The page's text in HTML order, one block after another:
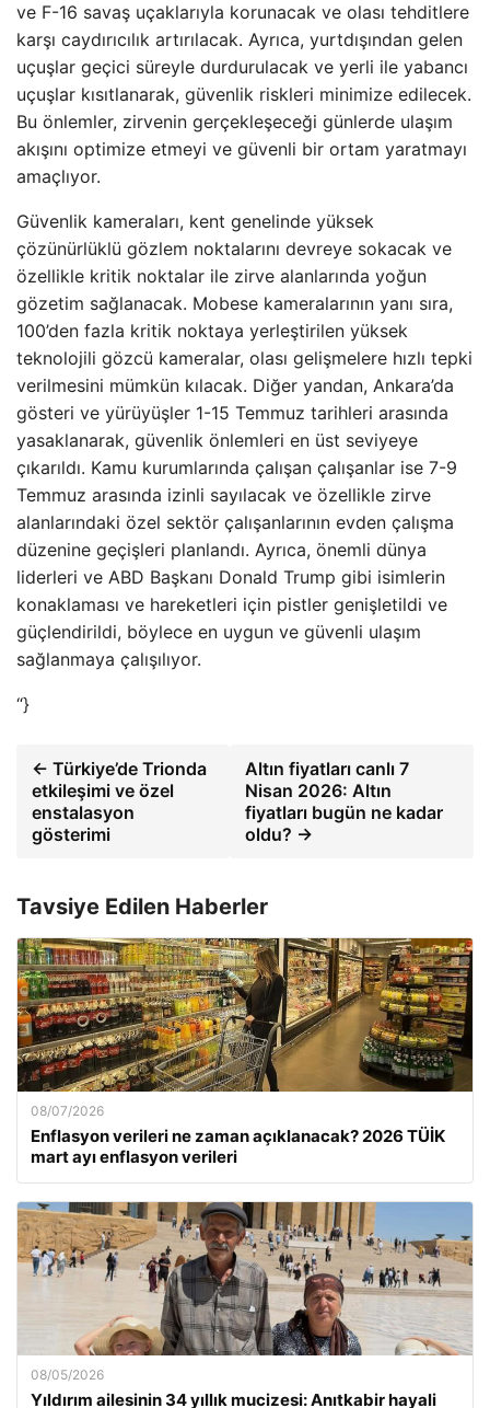
ve F-16 savaş uçaklarıyla korunacak ve olası tehditlere
karşı caydırıcılık artırılacak. Ayrıca, yurtdışından gelen
uçuşlar geçici süreyle durdurulacak ve yerli ile yabancı
uçuşlar kısıtlanarak, güvenlik riskleri minimize edilecek.
Bu önlemler, zirvenin gerçekleşeceği günlerde ulaşım
akışını optimize etmeyi ve güvenli bir ortam yaratmayı
amaçlıyor.
Güvenlik kameraları, kent genelinde yüksek
çözünürlüklü gözlem noktalarını devreye sokacak ve
özellikle kritik noktalar ile zirve alanlarında yoğun
gözetim sağlanacak. Mobese kameralarının yanı sıra,
100’den fazla kritik noktaya yerleştirilen yüksek
teknolojili gözcü kameralar, olası gelişmelere hızlı tepki
verilmesini mümkün kılacak. Diğer yandan, Ankara’da
gösteri ve yürüyüşler 1-15 Temmuz tarihleri arasında
yasaklanarak, güvenlik önlemleri en üst seviyeye
çıkarıldı. Kamu kurumlarında çalışan çalışanlar ise 7-9
Temmuz arasında izinli sayılacak ve özellikle zirve
alanlarındaki özel sektör çalışanlarının evden çalışma
düzenine geçişleri planlandı. Ayrıca, önemli dünya
liderleri ve ABD Başkanı Donald Trump gibi isimlerin
konaklaması ve hareketleri için pistler genişletildi ve
güçlendirildi, böylece en uygun ve güvenli ulaşım
sağlanmaya çalışılıyor.
“}
← Türkiye’de Trionda
etkileşimi ve özel
enstalasyon
gösterimi
Altın fiyatları canlı 7
Nisan 2026: Altın
fiyatları bugün ne kadar
oldu? →
Tavsiye Edilen Haberler
08/07/2026
Enflasyon verileri ne zaman açıklanacak? 2026 TÜİK
mart ayı enflasyon verileri
08/05/2026
Yıldırım ailesinin 34 yıllık mucizesi: Anıtkabir hayali